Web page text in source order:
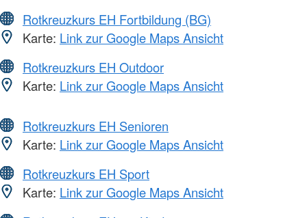
Rotkreuzkurs EH Fortbildung (BG)
Karte: Link zur Google Maps Ansicht
Rotkreuzkurs EH Outdoor
Karte: Link zur Google Maps Ansicht
Rotkreuzkurs EH Senioren
Karte: Link zur Google Maps Ansicht
Rotkreuzkurs EH Sport
Karte: Link zur Google Maps Ansicht